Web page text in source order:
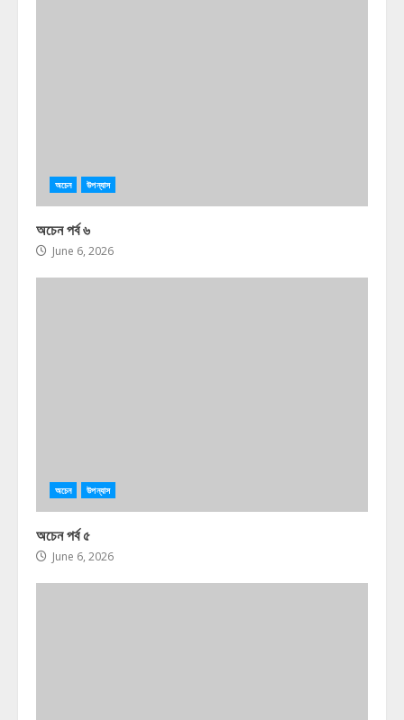
অচেন উপন্যাস
অচেন পর্ব ৬
June 6, 2026
অচেন উপন্যাস
অচেন পর্ব ৫
June 6, 2026